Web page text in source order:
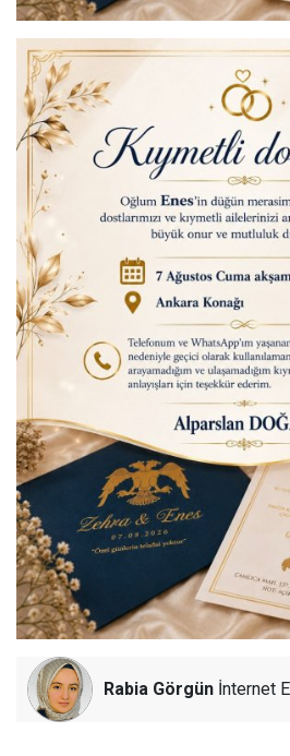
Rabia Görgün İnternet